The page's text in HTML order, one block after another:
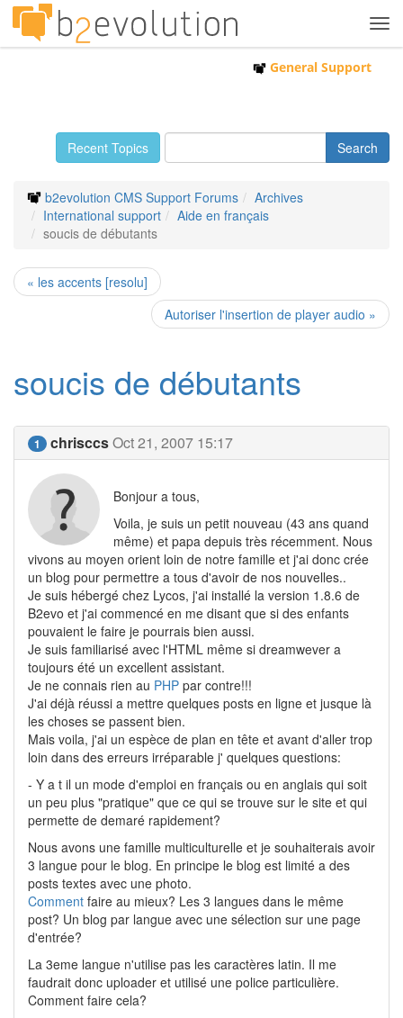
General Support
Recent Topics
b2evolution CMS Support Forums
Archives
International support
Aide en français
soucis de débutants
« les accents [resolu]
Autoriser l'insertion de player audio »
soucis de débutants
1 chrisccsOct 21, 2007 15:17
Bonjour a tous,
Voila, je suis un petit nouveau (43 ans quand
même) et papa depuis très récemment. Nous
vivons au moyen orient loin de notre famille et j'ai donc crée
un blog pour permettre a tous d'avoir de nos nouvelles..
Je suis hébergé chez Lycos, j'ai installé la version 1.8.6 de
B2evo et j'ai commencé en me disant que si des enfants
pouvaient le faire je pourrais bien aussi.
Je suis familiarisé avec l'HTML même si dreamwever a
toujours été un excellent assistant.
Je ne connais rien au PHP par contre!!!
J'ai déjà réussi a mettre quelques posts en ligne et jusque là
les choses se passent bien.
Mais voila, j'ai un espèce de plan en tête et avant d'aller trop
loin dans des erreurs irréparable j' quelques questions:
- Y a t il un mode d'emploi en français ou en anglais qui soit
un peu plus "pratique" que ce qui se trouve sur le site et qui
permette de demaré rapidement?
Nous avons une famille multiculturelle et je souhaiterais avoir
3 langue pour le blog. En principe le blog est limité a des
posts textes avec une photo.
Comment faire au mieux? Les 3 langues dans le même
post? Un blog par langue avec une sélection sur une page
d'entrée?
La 3eme langue n'utilise pas les caractères latin. Il me
faudrait donc uploader et utilisé une police particulière.
Comment faire cela?